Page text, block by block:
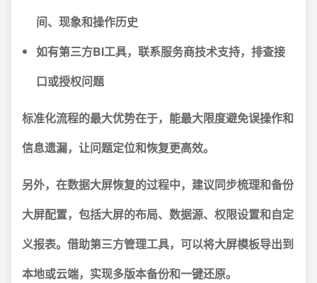
间、现象和操作历史
如有第三方BI工具，联系服务商技术支持，排查接
口或授权问题
标准化流程的最大优势在于，能最大限度避免误操作和
信息遗漏，让问题定位和恢复更高效。
另外，在数据大屏恢复的过程中，建议同步梳理和备份
大屏配置，包括大屏的布局、数据源、权限设置和自定
义报表。借助第三方管理工具，可以将大屏模板导出到
本地或云端，实现多版本备份和一键还原。